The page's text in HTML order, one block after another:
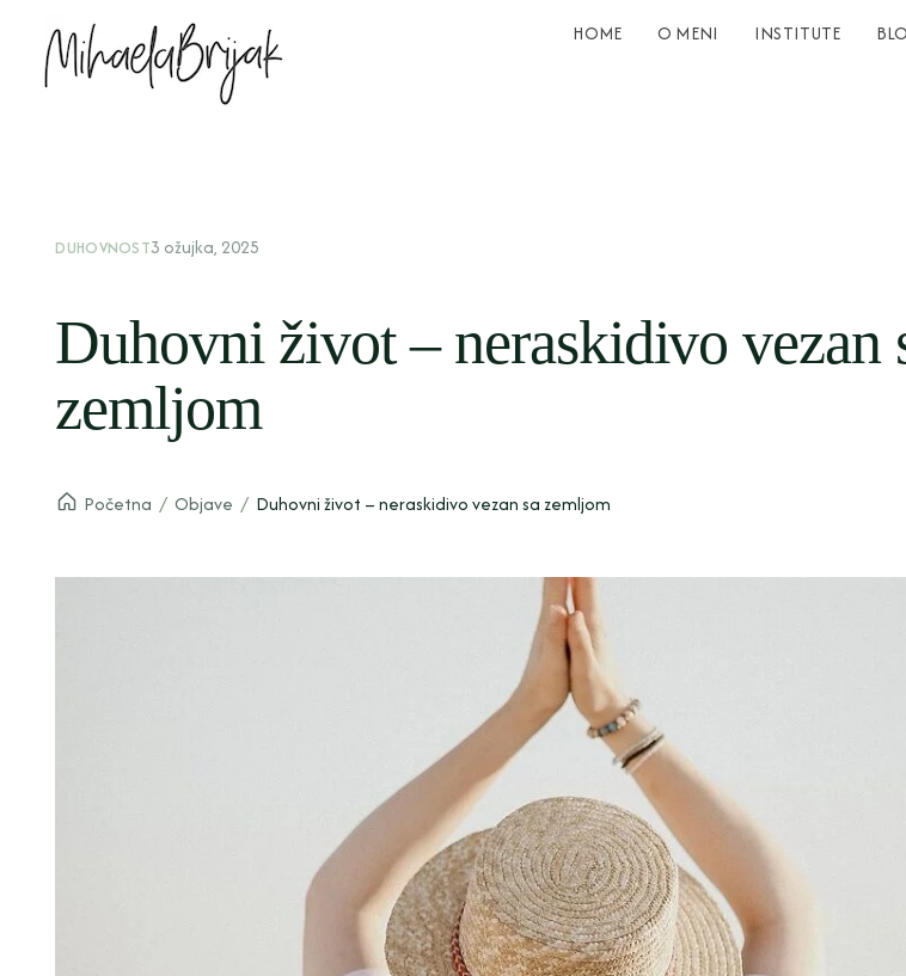
HOME O MENI INSTITUTE
DUHOVNOST3 ožujka, 2025
Duhovni život – neraskidivo vezan
zemljom
Početna / Objave / Duhovni život – neraskidivo vezan sa zemljom